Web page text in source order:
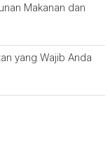
Makanan dan
yang Wajib Anda